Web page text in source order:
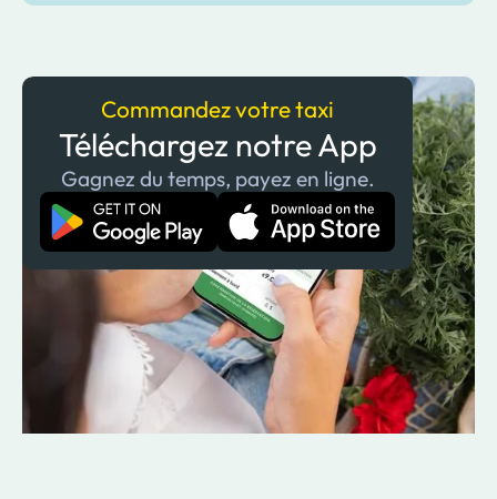
Commandez votre taxi
Téléchargez notre App
Gagnez du temps, payez en ligne.